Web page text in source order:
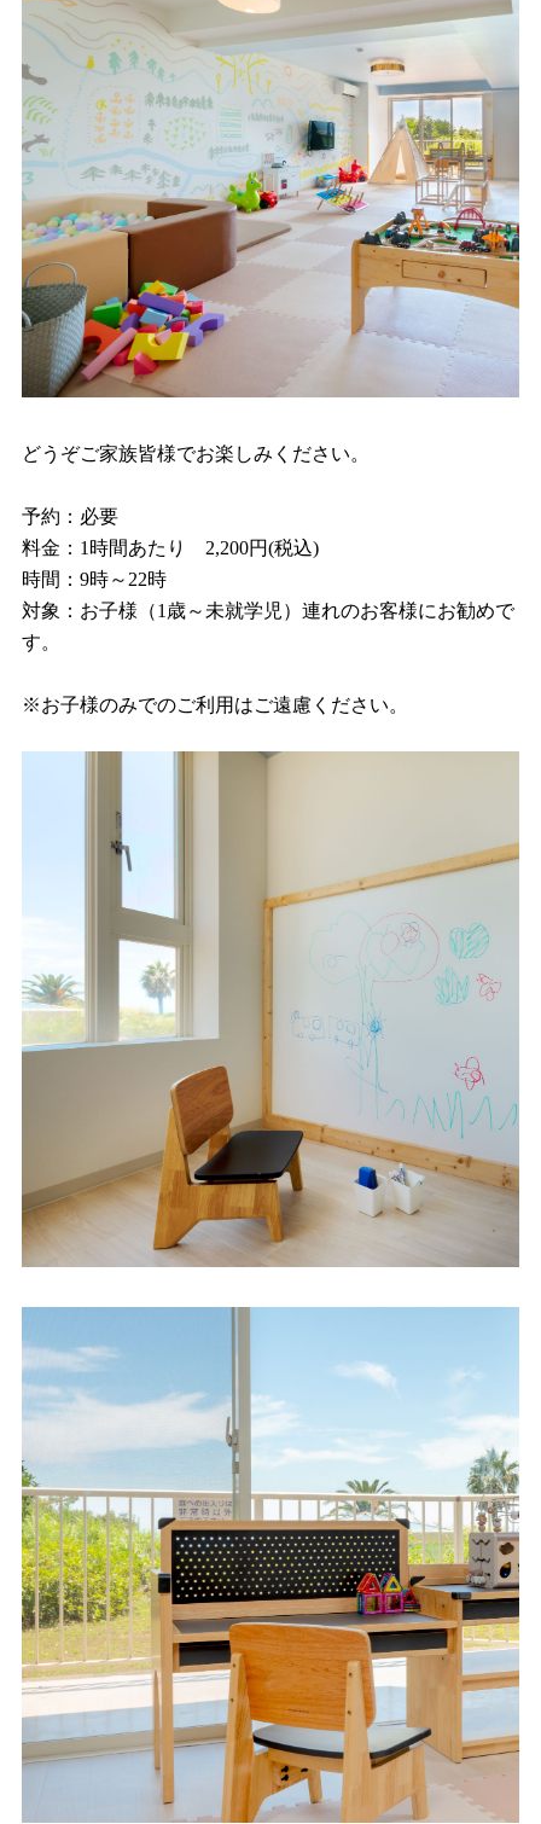
どうぞご家族皆様でお楽しみください。
予約：必要
料金：1時間あたり 2,200円(税込)
時間： 9時～ 22時
対象：お子様（1 歳～未就学児）連れのお客様にお勧めで
す。
※お子様のみでのご利用はご遠慮ください。